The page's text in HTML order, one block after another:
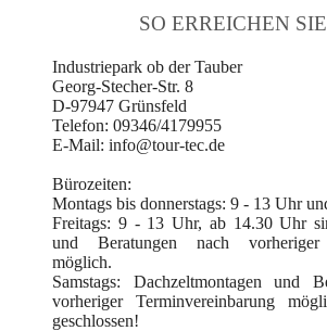
SO ERREICHEN
Industriepark ob der Tauber
Georg-Stecher-Str. 8
D-97947 Grünsfeld
Telefon: 09346/4179955
E-Mail: info@tour-tec.de
Bürozeiten:
Montags bis donnerstags: 9 - 13 Uhr
Freitags: 9 - 13 Uhr, ab 14.30 Uhr
und Beratungen nach vorheriger
möglich.
Samstags: Dachzeltmontagen und
vorheriger Terminvereinbarung
geschlossen!